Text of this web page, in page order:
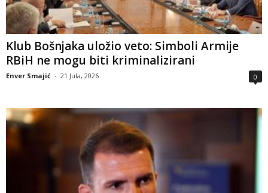
Klub Bošnjaka uložio veto: Simboli Armije
RBiH ne mogu biti kriminalizirani
Enver Smajić - 21 Jula, 2026 0